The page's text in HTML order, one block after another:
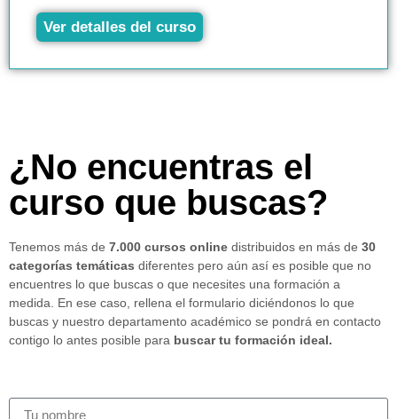
Ver detalles del curso
¿No encuentras el
curso que buscas?
Tenemos más de 7.000 cursos online distribuidos en más de 30
categorías temáticas diferentes pero aún así es posible que no
encuentres lo que buscas o que necesites una formación a
medida. En ese caso, rellena el formulario diciéndonos lo que
buscas y nuestro departamento académico se pondrá en contacto
contigo lo antes posible para buscar tu formación ideal.